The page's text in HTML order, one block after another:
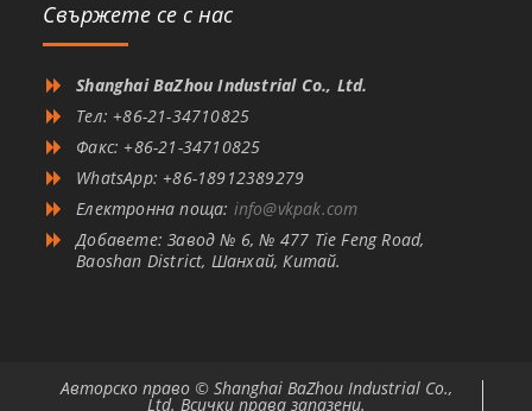
Свържете се с нас
Shanghai BaZhou Industrial Co., Ltd.
Тел: +86-21-34710825
Факс: +86-21-34710825
WhatsApp: +86-18912389279
Електронна поща: info@vkpak.com
Добавете: Завод № 6, № 477 Tie Feng Road,
Baoshan District, Шанхай, Китай.
Авторско право © Shanghai BaZhou Industrial Co.,
Ltd. Всички права запазени.